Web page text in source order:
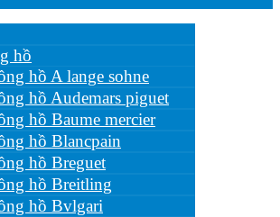
hồ
hồ A lange sohne
hồ Audemars piguet
hồ Baume mercier
hồ Blancpain
hồ Breguet
hồ Breitling
hồ Bvlgari